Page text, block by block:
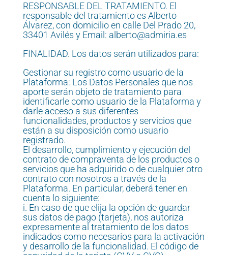
RESPONSABLE DEL TRATAMIENTO. El
responsable del tratamiento es Alberto
Álvarez, con domicilio en calle Del Prado 20,
33401 Avilés y Email: alberto@admiria.es
FINALIDAD. Los datos serán utilizados para:
Gestionar su registro como usuario de la
Plataforma: Los Datos Personales que nos
aporte serán objeto de tratamiento para
identificarle como usuario de la Plataforma y
darle acceso a sus diferentes
funcionalidades, productos y servicios que
están a su disposición como usuario
registrado.
El desarrollo, cumplimiento y ejecución del
contrato de compraventa de los productos o
servicios que ha adquirido o de cualquier otro
contrato con nosotros a través de la
Plataforma. En particular, deberá tener en
cuenta lo siguiente:
i. En caso de que elija la opción de guardar
sus datos de pago (tarjeta), nos autoriza
expresamente al tratamiento de los datos
indicados como necesarios para la activación
y desarrollo de la funcionalidad. El código de